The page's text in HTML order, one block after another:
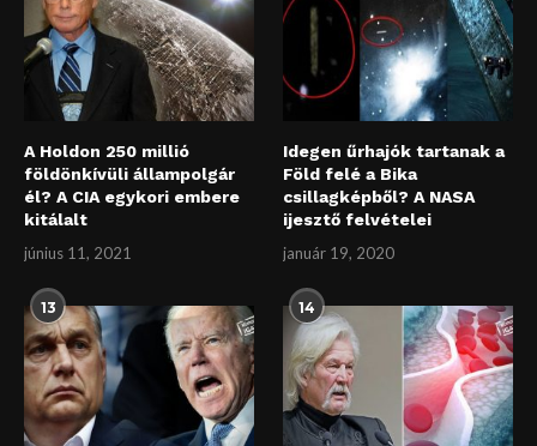
A Holdon 250 millió
földönkívüli állampolgár
él? A CIA egykori embere
kitálalt
június 11, 2021
Idegen űrhajók tartanak a
Föld felé a Bika
csillagképből? A NASA
ijesztő felvételei
január 19, 2020
13 14